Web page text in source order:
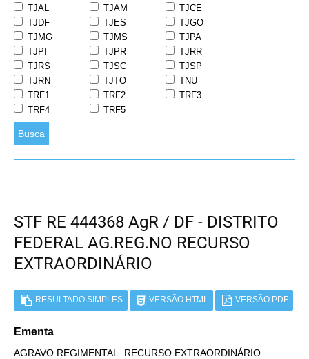
TJAL
TJAM
TJCE
TJDF
TJES
TJGO
TJMG
TJMS
TJPA
TJPI
TJPR
TJRR
TJRS
TJSC
TJSP
TJRN
TJTO
TNU
TRF1
TRF2
TRF3
TRF4
TRF5
Busca
STF RE 444368 AgR / DF - DISTRITO
FEDERAL AG.REG.NO RECURSO
EXTRAORDINÁRIO
RESULTADO SIMPLES VERSÃO HTML VERSÃO PDF
Ementa
AGRAVO REGIMENTAL. RECURSO EXTRAORDINÁRIO.